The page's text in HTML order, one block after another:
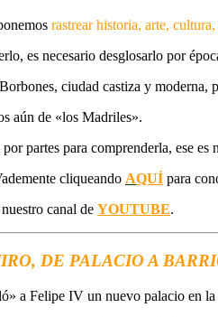
rastrear historia, arte,
es necesario desglosarlo por
ciudad castiza y
aún de «los Madriles».
partes para comprenderla, ese es
cliqueando AQUÍ para
canal de YOUTUBE.
DE PALACIO A
a Felipe IV un nuevo palacio en